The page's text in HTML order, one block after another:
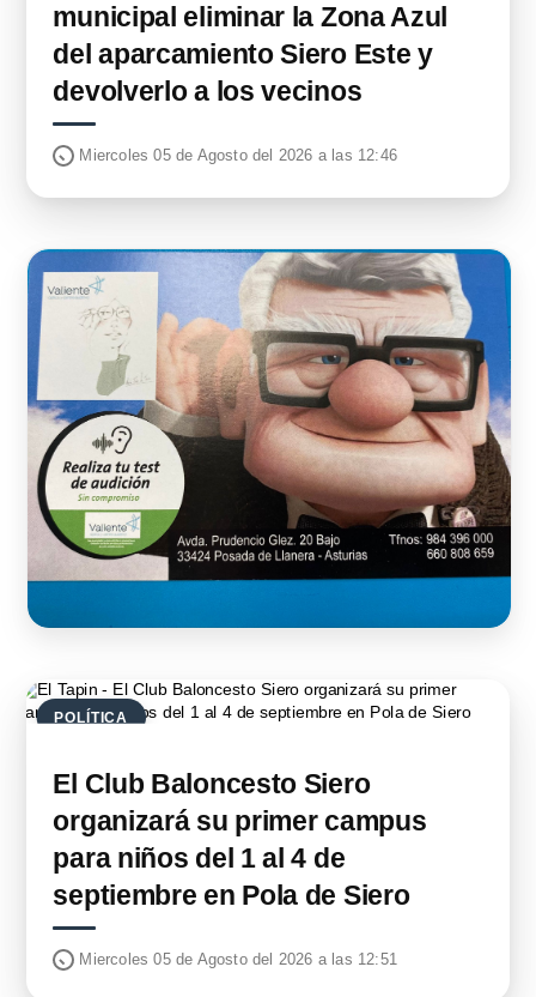
municipal eliminar la Zona Azul
del aparcamiento Siero Este y
devolverlo a los vecinos
Miercoles 05 de Agosto del 2026 a las 12:46
POLÍTICA
El Club Baloncesto Siero
organizará su primer campus
para niños del 1 al 4 de
septiembre en Pola de Siero
Miercoles 05 de Agosto del 2026 a las 12:51